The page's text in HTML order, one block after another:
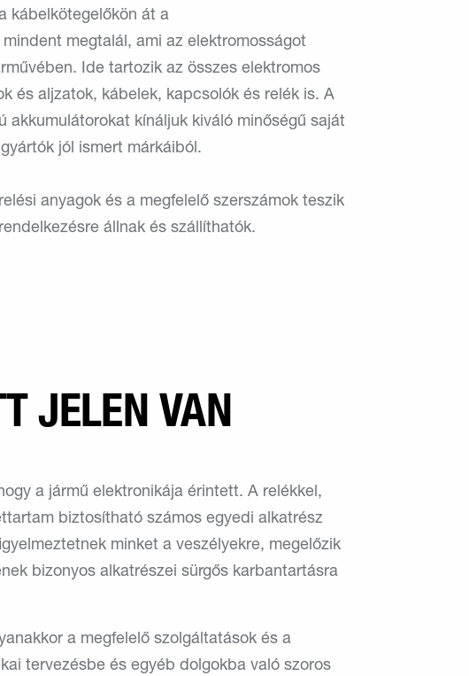
kábelkötegelőkön át a
megtalál, ami az elektromosságot
Ide tartozik az összes elektromos
és aljzatok, kábelek, kapcsolók és relék is. A
akkumulátorokat kínáljuk kiváló minőségű saját
jól ismert márkáiból.
anyagok és a megfelelő szerszámok teszik
állnak és szállíthatók.
JELEN VAN
a jármű elektronikája érintett. A relékkel,
biztosítható számos egyedi alkatrész
minket a veszélyekre, megelőzik
bizonyos alkatrészei sürgős karbantartásra
a megfelelő szolgáltatások és a
tervezésbe és egyéb dolgokba való szoros